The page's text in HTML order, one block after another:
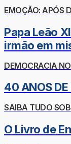
EMOÇÃO: APÓS
Papa Leão
irmão em
DEMOCRACIA
40 ANOS
SAIBA TUDO
O Livro de